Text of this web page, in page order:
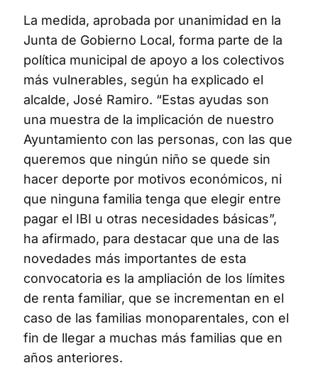
La medida, aprobada por unanimidad en la
Junta de Gobierno Local, forma parte de la
política municipal de apoyo a los colectivos
más vulnerables, según ha explicado el
alcalde, José Ramiro. “Estas ayudas son
una muestra de la implicación de nuestro
Ayuntamiento con las personas, con las que
queremos que ningún niño se quede sin
hacer deporte por motivos económicos, ni
que ninguna familia tenga que elegir entre
pagar el IBI u otras necesidades básicas”,
ha afirmado, para destacar que una de las
novedades más importantes de esta
convocatoria es la ampliación de los límites
de renta familiar, que se incrementan en el
caso de las familias monoparentales, con el
fin de llegar a muchas más familias que en
años anteriores.